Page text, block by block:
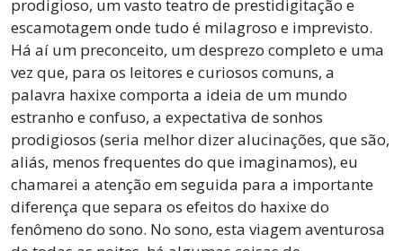
prodigioso, um vasto teatro de prestidigitação e
escamotagem onde tudo é milagroso e imprevisto.
Há aí um preconceito, um desprezo completo e uma
vez que, para os leitores e curiosos comuns, a
palavra haxixe comporta a ideia de um mundo
estranho e confuso, a expectativa de sonhos
prodigiosos (seria melhor dizer alucinações, que são,
aliás, menos frequentes do que imaginamos), eu
chamarei a atenção em seguida para a importante
diferença que separa os efeitos do haxixe do
fenômeno do sono. No sono, esta viagem aventurosa